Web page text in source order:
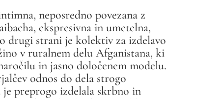
neposredno povezana z
ekspresivna in umetelna,
drugi strani je kolektiv za izdelavo
v ruralnem delu Afganistana, ki
in jasno določenem modelu.
odnos do dela strogo
preprogo izdelala skrbno in